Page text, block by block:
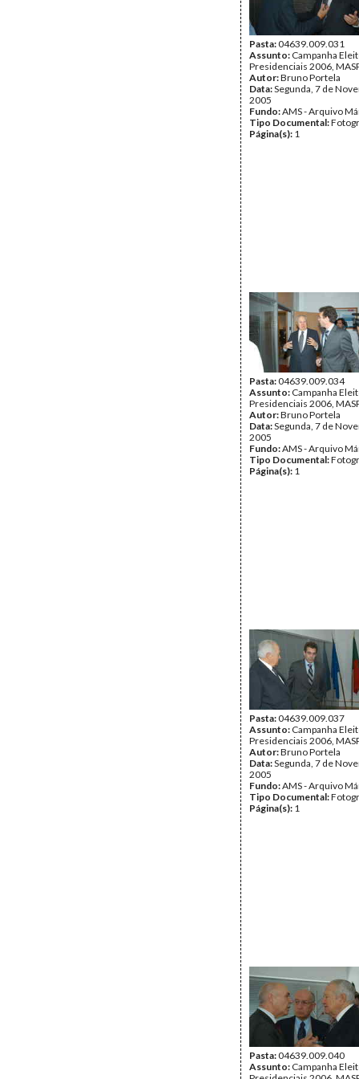
Pasta:04639.009.031
Assunto: Campanha
Presidenciais 2006,
Autor:Bruno Portela
Data:Segunda, 7 de
2005
Fundo:AMS - Arquivo
Tipo Documental:
Página(s): 1
Pasta:04639.009.034
Assunto: Campanha
Presidenciais 2006,
Autor:Bruno Portela
Data:Segunda, 7 de
2005
Fundo:AMS - Arquivo
Tipo Documental:
Página(s): 1
Pasta:04639.009.037
Assunto: Campanha
Presidenciais 2006,
Autor:Bruno Portela
Data:Segunda, 7 de
2005
Fundo:AMS - Arquivo
Tipo Documental:
Página(s): 1
Pasta:04639.009.040
Assunto: Campanha